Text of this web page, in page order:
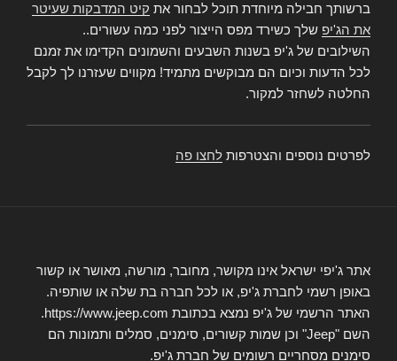
ברשותך חבילה מיוחדת תוכל לבחור את קיט המדבקות שעיטר
את הג'יפ שלך כשירד מפס הייצור לפני כמה עשורים..
השילובים של ג'יפ בשנות השבעים והשמונים הקדימו את זמנם
לכל הדעות וכיום הם מבוקשים מתמיד! מקווים שעזרנו לך לקבל
החלטה לשחזר למקור.
לפרטים נוספים והצטרפות לחצו פה
אתר ג'יפי ישראל אינו מקושר, מחובר, מורשה, מאושר או קשור
באופן רשמי לחברת ג'יפ, או לכל חברה בת שלה או שותפיה.
האתר הרשמי של ג'יפ נמצא בכתובת https://www.jeep.com.
השם "Jeep" וכן שמות קשורים, סימנים, סמלים ותמונות הם
סימנים מסחריים רשומים של חברת ג'יפ.